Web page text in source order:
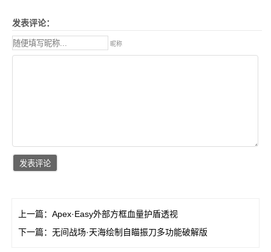
发表评论：
昵称
上一篇： Apex·Easy外部方框血量护盾透视
下一篇： 无间战场·天海绘制自瞄振刀多功能破解版